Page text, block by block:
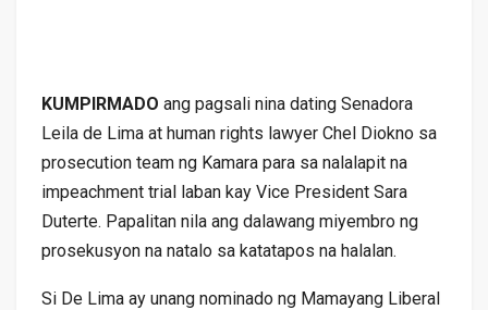
KUMPIRMADO ang pagsali nina dating Senadora
Leila de Lima at human rights lawyer Chel Diokno sa
prosecution team ng Kamara para sa nalalapit na
impeachment trial laban kay Vice President Sara
Duterte. Papalitan nila ang dalawang miyembro ng
prosekusyon na natalo sa katatapos na halalan.
Si De Lima ay unang nominado ng Mamayang Liberal